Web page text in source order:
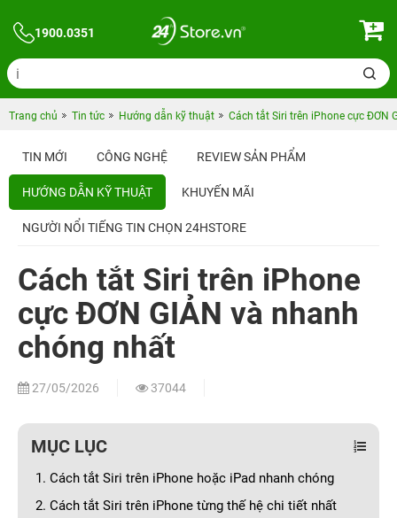
1900.0351
Trang chủ Tin tức Hướng dẫn kỹ thuật Cách tắt Siri trên iPhone cực ĐƠN
TIN MỚI CÔNG NGHỆ REVIEW SẢN PHẨM
HƯỚNG DẪN KỸ THUẬT KHUYẾN MÃI
NGƯỜI NỔI TIẾNG TIN CHỌN 24HSTORE
Cách tắt Siri trên iPhone
cực ĐƠN GIẢN và nhanh
chóng nhất
27/05/2026 37044
MỤC LỤC
1. Cách tắt Siri trên iPhone hoặc iPad nhanh chóng
2. Cách tắt Siri trên iPhone từng thế hệ chi tiết nhất